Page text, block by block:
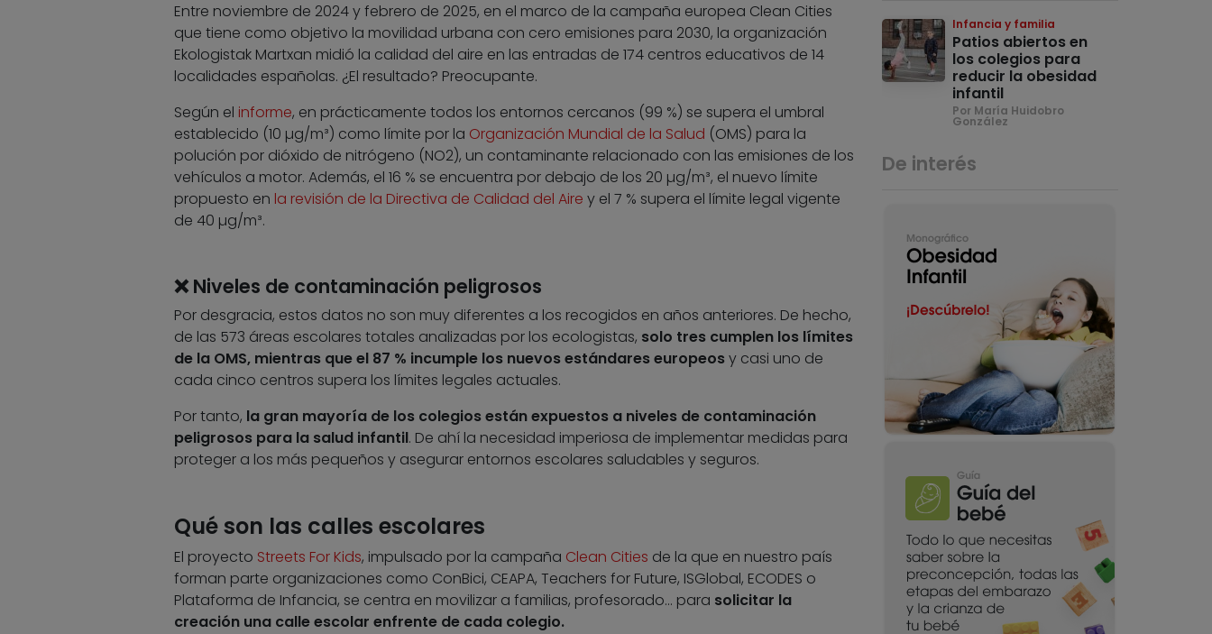
Entre noviembre de 2024 y febrero de 2025, en el marco de la campaña europea Clean Cities
que tiene como objetivo la movilidad urbana con cero emisiones para 2030, la organización
Ekologistak Martxan midió la calidad del aire en las entradas de 174 centros educativos de 14
localidades españolas. ¿El resultado? Preocupante.
Según el informe, en prácticamente todos los entornos cercanos (99 %) se supera el umbral
establecido (10 µg/m³) como límite por la Organización Mundial de la Salud (OMS) para la
polución por dióxido de nitrógeno (NO2), un contaminante relacionado con las emisiones de los
vehículos a motor. Además, el 16 % se encuentra por debajo de los 20 µg/m³, el nuevo límite
propuesto en la revisión de la Directiva de Calidad del Aire y el 7 % supera el límite legal vigente
de 40 µg/m³.
❌ Niveles de contaminación peligrosos
Por desgracia, estos datos no son muy diferentes a los recogidos en años anteriores. De hecho,
de las 573 áreas escolares totales analizadas por los ecologistas, solo tres cumplen los límites
de la OMS, mientras que el 87 % incumple los nuevos estándares europeosy casi uno de
cada cinco centros supera los límites legales actuales.
Por tanto, la gran mayoría de los colegios están expuestos a niveles de contaminación
peligrosos para la salud infantil. De ahí la necesidad imperiosa de implementar medidas para
proteger a los más pequeños y asegurar entornos escolares saludables y seguros.
Qué son las calles escolares
El proyecto Streets For Kids, impulsado por la campaña Clean Cities de la que en nuestro país
forman parte organizaciones como ConBici, CEAPA, Teachers for Future, ISGlobal, ECODES o
Plataforma de Infancia, se centra en movilizar a familias, profesorado… para solicitar la
creación una calle escolar enfrente de cada colegio.
Infancia y familia
Patios abiertos en
los colegios para
reducir la obesidad
infantil
Por María Huidobro
González
De interés